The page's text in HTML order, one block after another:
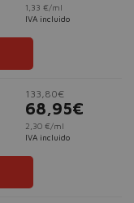
1,33 €/ml
IVA incluido
133,80€
68,95€
2,30 €/ml
IVA incluido